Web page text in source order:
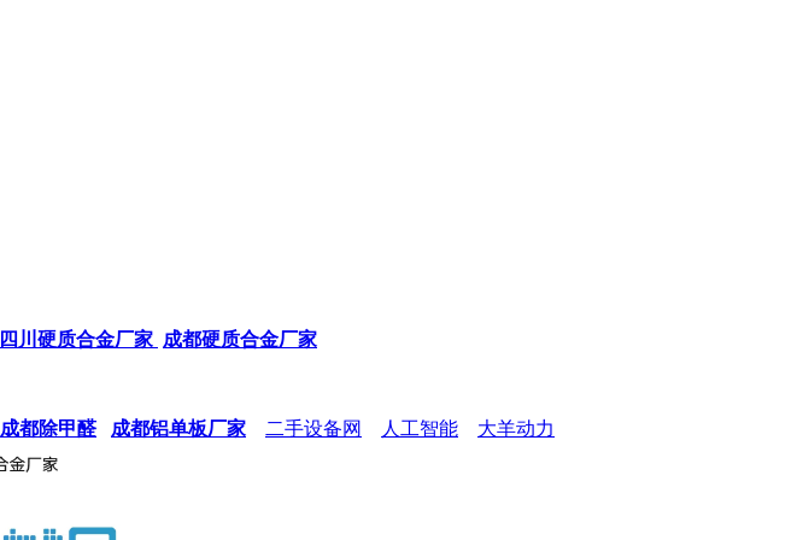
四川硬质合金厂家 成都硬质合金厂家
成都除甲醛 成都铝单板厂家 二手设备网 人工智能 大羊动力